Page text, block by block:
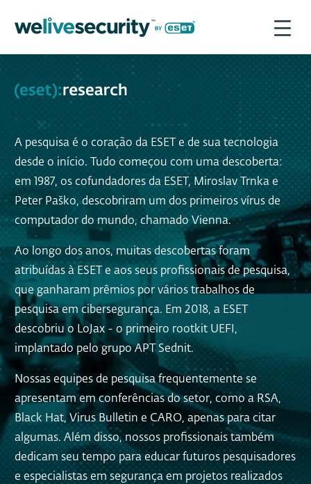
A pesquisa é o coração da ESET e de sua tecnologia
desde o início. Tudo começou com uma descoberta:
em 1987, os cofundadores da ESET, Miroslav Trnka e
Peter Paško, descobriram um dos primeiros vírus de
computador do mundo, chamado Vienna.
Ao longo dos anos, muitas descobertas foram
atribuídas à ESET e aos seus profissionais de pesquisa,
que ganharam prêmios por vários trabalhos de
pesquisa em cibersegurança. Em 2018, a ESET
descobriu o LoJax - o primeiro rootkit UEFI,
implantado pelo grupo APT Sednit.
Nossas equipes de pesquisa frequentemente se
apresentam em conferências do setor, como a RSA,
Black Hat, Virus Bulletin e CARO, apenas para citar
algumas. Além disso, nossos profissionais também
dedicam seu tempo para educar futuros pesquisadores
e especialistas em segurança em projetos realizados